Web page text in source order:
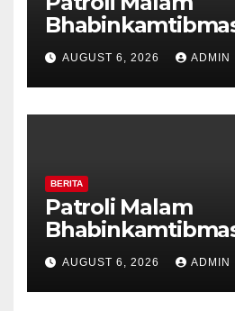
Pilar Kelurahan
Perkuat
Diajak Aktifkan
AUGUST 6, 2026 ADMIN
BERITA
Patroli Malam
Pilar Kelurahan
Perkuat
Diajak Aktifkan
AUGUST 6, 2026 ADMIN